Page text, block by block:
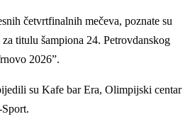
četvrtfinalnih mečeva, poznate su
titulu šampiona 24. Petrovdanskog
2026”.
su Kafe bar Era, Olimpijski centar